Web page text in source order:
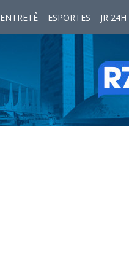
ENTRETÊ ESPORTES JR 24H